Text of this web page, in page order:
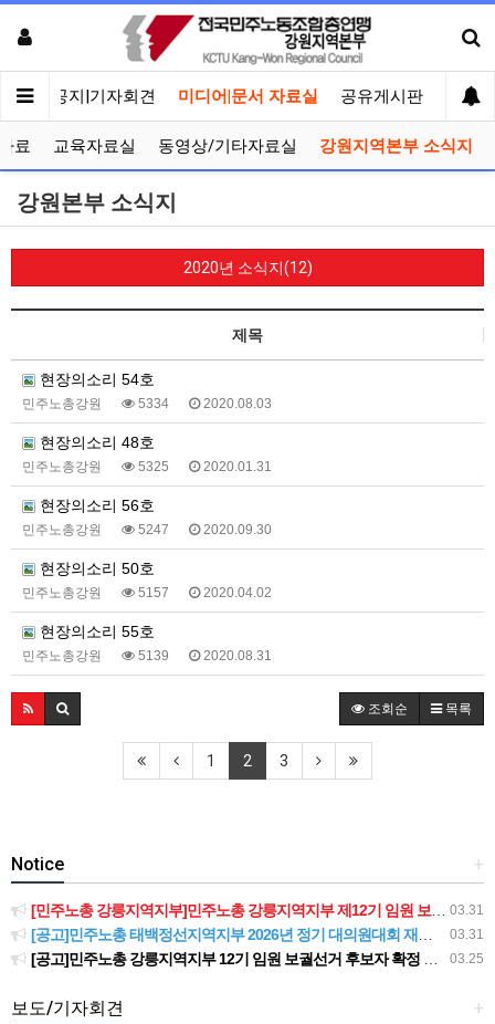
인 공지|기자회견 미디어|문서 자료실 공유게시판 선거
료 교육자료실 동영상/기타자료실 강원지역본부 소식지
강원본부 소식지
2020년 소식지(12)
제목
현장의소리 54호
민주노총강원 5334 2020.08.03
현장의소리 48호
민주노총강원 5325 2020.01.31
현장의소리 56호
민주노총강원 5247 2020.09.30
현장의소리 50호
민주노총강원 5157 2020.04.02
현장의소리 55호
민주노총강원 5139 2020.08.31
조회순 목록
1 2 3
+
Notice
03.31
[민주노총 강릉지역지부]민주노총 강릉지역지부 제12기 임원 보궐선거결과 공고
03.31
[공고]민주노총 태백정선지역지부 2026년 정기 대의원대회 재소집 건
03.25
[공고]민주노총 강릉지역지부 12기 임원 보궐선거 후보자 확정 공고
+
보도/기자회견